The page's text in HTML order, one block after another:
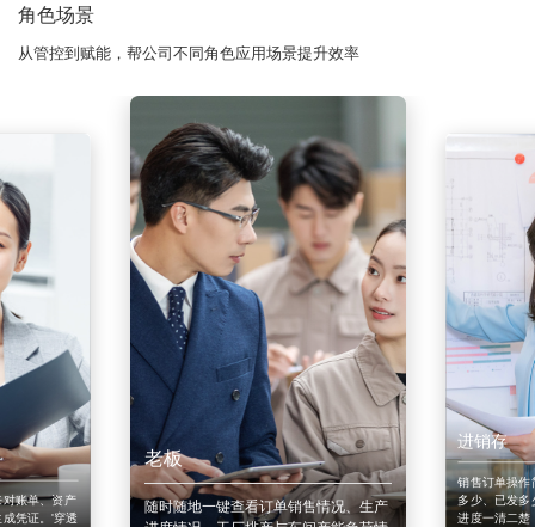
角色场景
从管控到赋能，帮公司不同角色应用场景提升效率
账单、资产
凭证。'穿透
老板
随时随地一键查看订单销售情况、生产
进销存
销售订单操作
多少、已发多
进度一清二楚